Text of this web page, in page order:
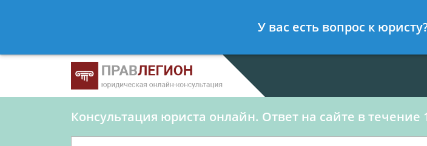
- Юрист по гражданскому праву, социальные
Консультация юриста онлайн. Ответ на сайте в течение
У вас есть вопрос к